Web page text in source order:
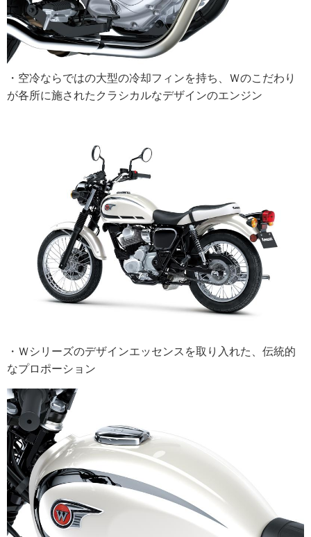
・空冷ならではの大型の冷却フィンを持ち、Ｗのこだわり
が各所に施されたクラシカルなデザインのエンジン
・Ｗシリーズのデザインエッセンスを取り入れた、伝統的
なプロポーション